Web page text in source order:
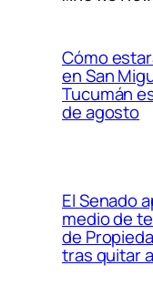
Cómo
en San
Tucumán
de agosto
El Senado
medio de
de
tras quitar